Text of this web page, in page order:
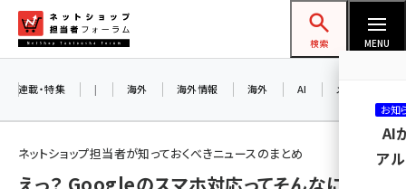
ン
ネットショップ担当者フォーラム
検索 MENU
連載・特集 | 海外 海外情報 海外 AI メタバース
ネットショップ担当者が知っておくべきニュースのまとめ
お知
AI
ア